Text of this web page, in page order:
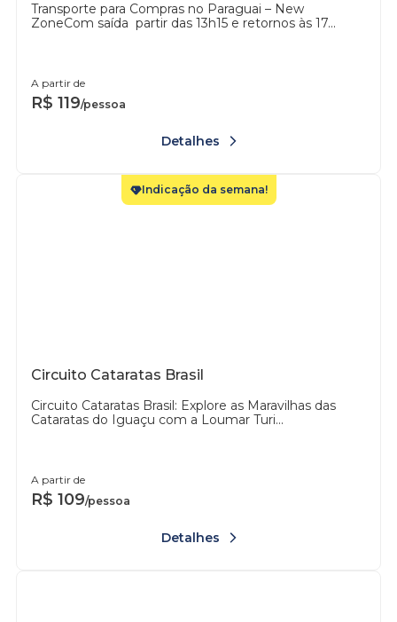
Transporte para Compras no Paraguai – New
ZoneCom saída partir das 13h15 e retornos às 17...
A partir de
R$ 119/pessoa
Detalhes
Indicação da semana!
Circuito Cataratas Brasil
Circuito Cataratas Brasil: Explore as Maravilhas das
Cataratas do Iguaçu com a Loumar Turi...
A partir de
R$ 109/pessoa
Detalhes